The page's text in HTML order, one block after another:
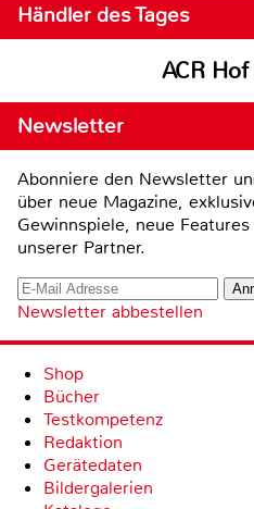
Händler des Tages
ACR
Newsletter
Abonniere den Newsletter
über neue Magazine,
Gewinnspiele, neue
unserer Partner.
Newsletter abbestellen
Shop
Bücher
Testkompetenz
Redaktion
Gerätedaten
Bildergalerien